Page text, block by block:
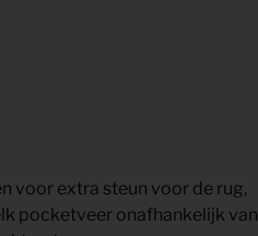
voor extra steun voor de rug,
pocketveer onafhankelijk van